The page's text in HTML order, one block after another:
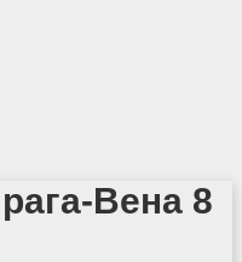
Вена 8